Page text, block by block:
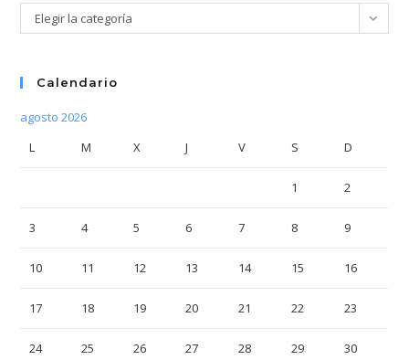
Categorías
Elegir la categoría
Calendario
agosto 2026
L
M X J V S D
1 2
3 4 5 6 7 8 9
10 11 12 13 14 15 16
17 18 19 20 21 22 23
24 25 26 27 28 29 30